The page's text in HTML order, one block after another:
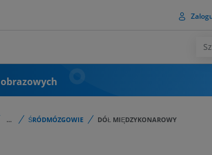
obrazowych
... ŚRÓDMÓZGOWIE DÓŁ MIĘDZYKONAROWY